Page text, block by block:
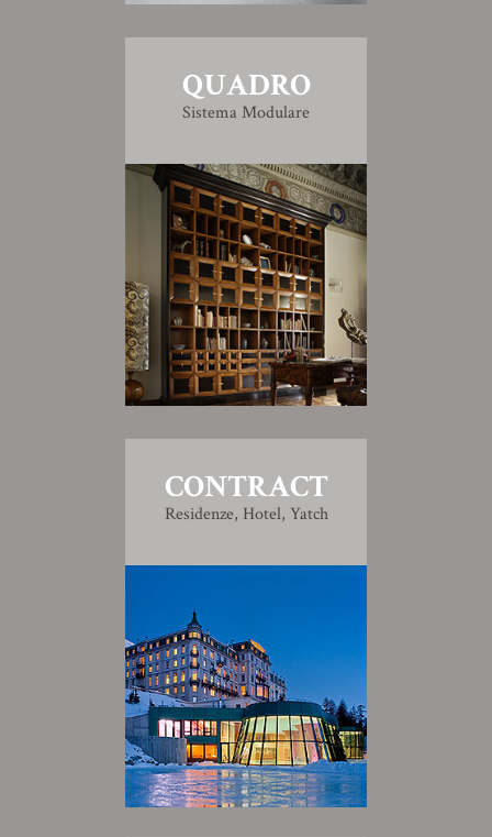
QUADRO
Sistema Modulare
CONTRACT
Residenze, Hotel, Yatch